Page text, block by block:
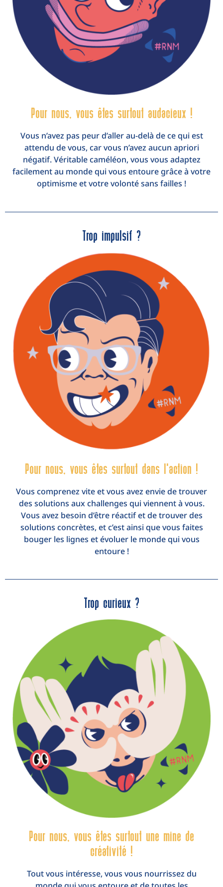
Pour nous, vous êtes surtout audacieux !
Vous n’avez pas peur d’aller au-delà de ce qui est
attendu de vous, car vous n’avez aucun apriori
négatif. Véritable caméléon, vous vous adaptez
facilement au monde qui vous entoure grâce à votre
optimisme et votre volonté sans failles !
Trop impulsif ?
Pour nous, vous êtes surtout dans l'action !
Vous comprenez vite et vous avez envie de trouver
des solutions aux challenges qui viennent à vous.
Vous avez besoin d’être réactif et de trouver des
solutions concrètes, et c’est ainsi que vous faites
bouger les lignes et évoluer le monde qui vous
entoure !
Trop curieux ?
Pour nous, vous êtes surtout une mine de
créativité !
Tout vous intéresse, vous vous nourrissez du